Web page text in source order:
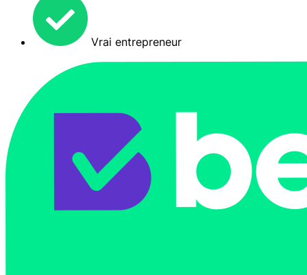
Vrai entrepreneur